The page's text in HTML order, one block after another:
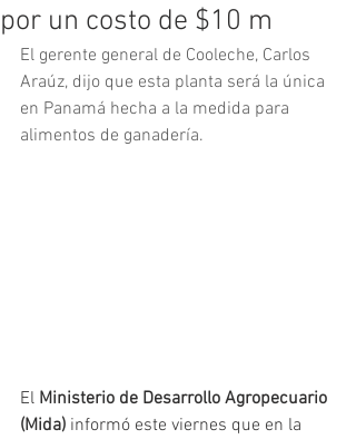
por un costo de $10 m
El gerente general de Cooleche, Carlos
Araúz, dijo que esta planta será la única
en Panamá hecha a la medida para
alimentos de ganadería.
El Ministerio de Desarrollo Agropecuario
(Mida) informó este viernes que en la